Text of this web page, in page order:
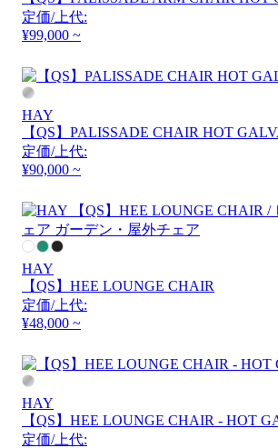
定価/上代:
¥99,000 ~
HAY
【QS】PALISSADE CHAIR HOT
定価/上代:
¥90,000 ~
HAY
【QS】HEE LOUNGE CHAIR
定価/上代:
¥48,000 ~
HAY
【QS】HEE LOUNGE CHAIR - HOT
定価/上代: